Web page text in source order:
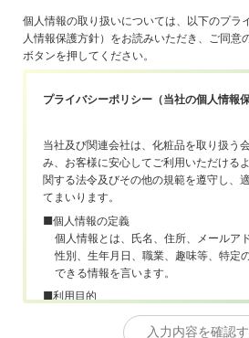
個人情報の取り扱いについては、以下のプラ
人情報保護方針）をお読みいただき、ご同意
ボタンを押してください。
プライバシーポリシー（当社の個人情報保
当社及び関連会社は、化粧品を取り扱う
み、お客様に安心してご利用いただける
関する法令及びその他の規範を遵守し、
てまいります。
■個人情報の定義
個人情報とは、氏名、住所、メールア
性別、生年月日、職業、趣味等、特定
できる情報を言います。
■利用目的
お客様から個人情報を提供していただ
の利用目的を明示し、その目的以外に